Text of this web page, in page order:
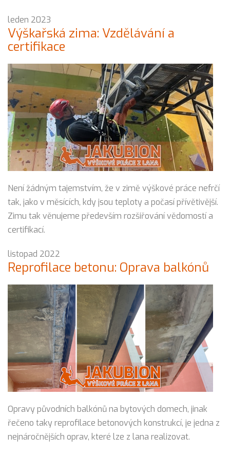
leden 2023
Výškařská zima: Vzdělávání a
certifikace
Není žádným tajemstvím, že v zimě výškové práce nefrčí
tak, jako v měsících, kdy jsou teploty a počasí přívětivější.
Zimu tak věnujeme především rozšiřování vědomostí a
certifikací.
listopad 2022
Reprofilace betonu: Oprava balkónů
Opravy původních balkónů na bytových domech, jinak
řečeno taky reprofilace betonových konstrukcí, je jedna z
nejnáročnějších oprav, které lze z lana realizovat.